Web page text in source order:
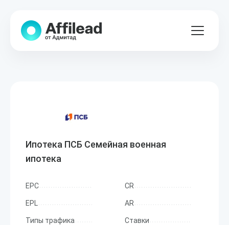
Ипотека ПСБ Семейная военная
ипотека
EPC CR
EPL AR
Типы трафика Ставки